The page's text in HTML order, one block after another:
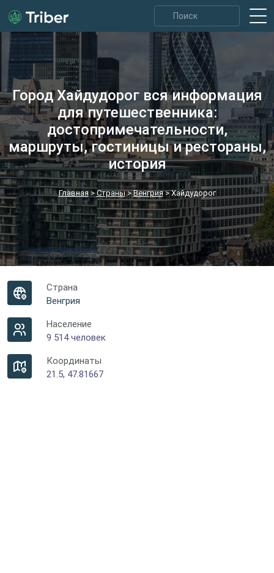
Город Хайдудорог вся информация
для путешественника:
достопримечательности,
маршруты, гостиницы и рестораны,
история
Главная > Страны>Венгрия>Хайдудорог
Страна
Венгрия
Население
9 514 человек
Координаты
21.5, 47.81667